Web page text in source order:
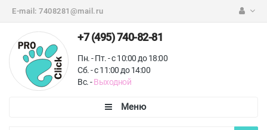
E-mail: 7408281@mail.ru
+7 (495) 740-82-81
Пн. - Пт. - с 10:00 до 18:00
Сб. - с 11:00 до 14:00
Вс. -Выходной